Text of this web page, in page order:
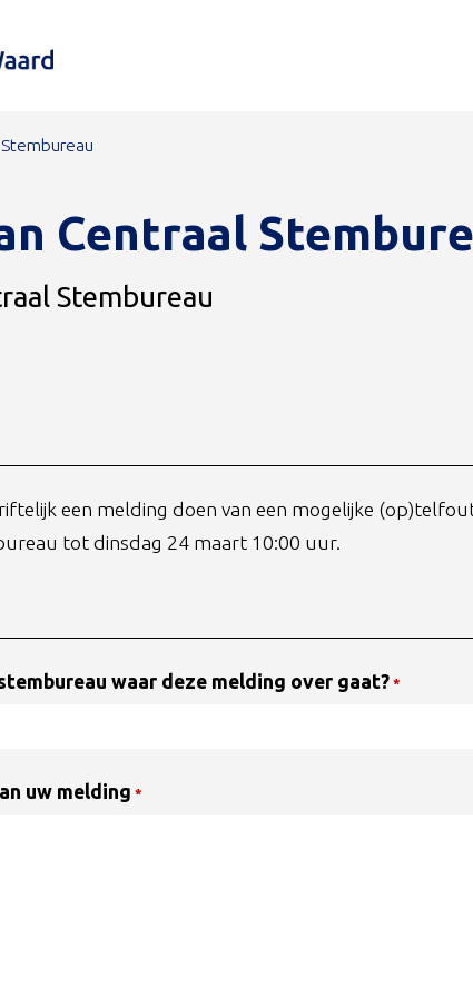
Centraal
Stembureau
een melding doen van een mogelijke
tot dinsdag 24 maart 10:00 uur.
waar deze melding over gaat? *
uw melding *